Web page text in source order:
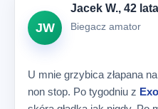
JW
Jacek W., 42 lata
Biegacz amator
U mnie grzybica złapana
non stop. Po tygodniu z